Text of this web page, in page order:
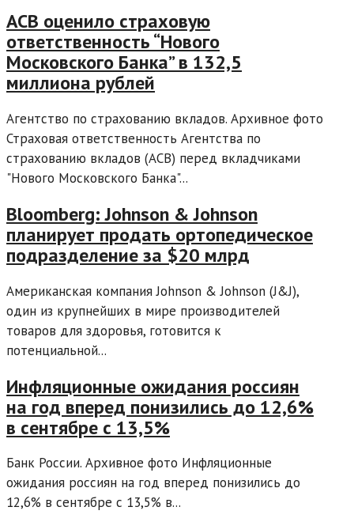
АСВ оценило страховую
ответственность “Нового
Московского Банка” в 132,5
миллиона рублей
Агентство по страхованию вкладов. Архивное фото
Страховая ответственность Агентства по
страхованию вкладов (АСВ) перед вкладчиками
"Нового Московского Банка"...
Bloomberg: Johnson & Johnson
планирует продать ортопедическое
подразделение за $20 млрд
Американская компания Johnson & Johnson (J&J),
один из крупнейших в мире производителей
товаров для здоровья, готовится к
потенциальной...
Инфляционные ожидания россиян
на год вперед понизились до 12,6%
в сентябре с 13,5%
Банк России. Архивное фото Инфляционные
ожидания россиян на год вперед понизились до
12,6% в сентябре с 13,5% в...